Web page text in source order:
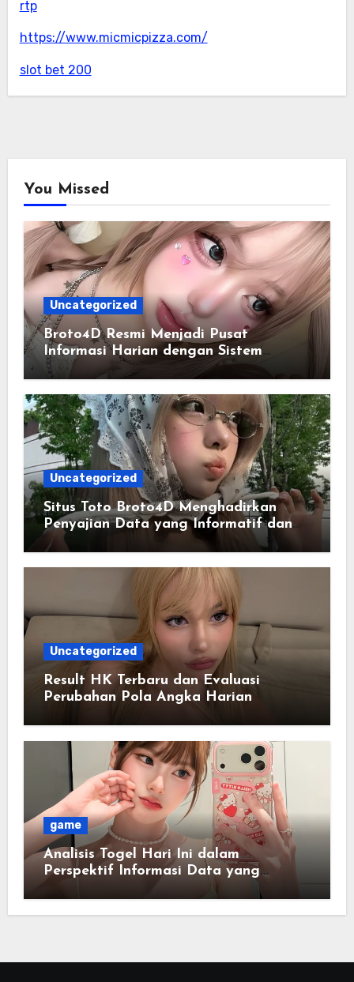
rtp
https://www.micmicpizza.com/
slot bet 200
You Missed
Uncategorized
Broto4D Resmi Menjadi Pusat
Informasi Harian dengan Sistem
Penyajian Data yang Lebih Modern
Uncategorized
Situs Toto Broto4D Menghadirkan
Penyajian Data yang Informatif dan
Mudah Dipahami
Uncategorized
Result HK Terbaru dan Evaluasi
Perubahan Pola Angka Harian
game
Analisis Togel Hari Ini dalam
Perspektif Informasi Data yang